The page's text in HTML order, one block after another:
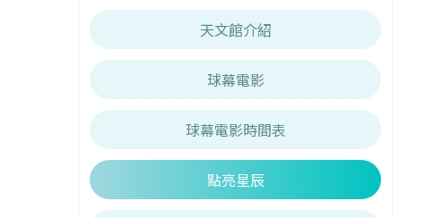
天文館介紹
球幕電影
球幕電影時間表
點亮星辰